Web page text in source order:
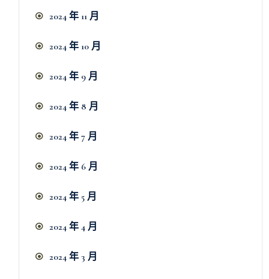
2024 年 11 月
2024 年 10 月
2024 年 9 月
2024 年 8 月
2024 年 7 月
2024 年 6 月
2024 年 5 月
2024 年 4 月
2024 年 3 月